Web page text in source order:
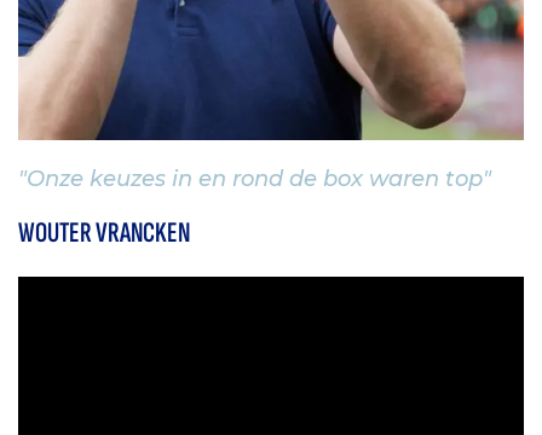
"Onze keuzes in en rond de box waren top"
WOUTER VRANCKEN